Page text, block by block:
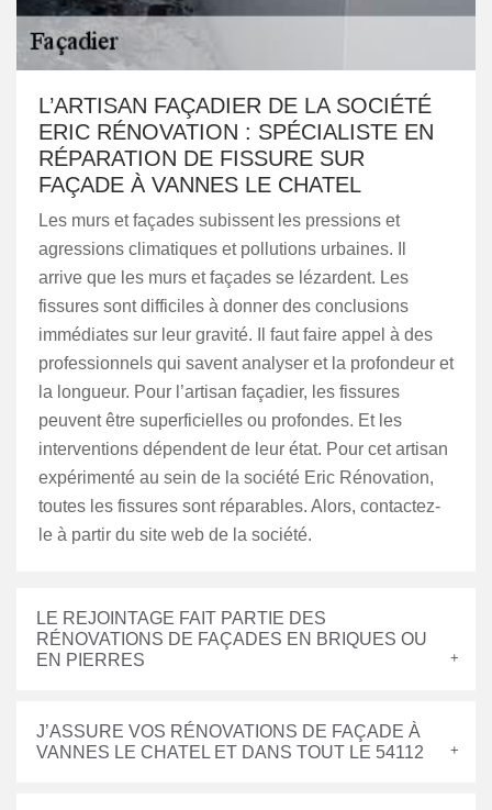
L’ARTISAN FAÇADIER DE LA SOCIÉTÉ
ERIC RÉNOVATION : SPÉCIALISTE EN
RÉPARATION DE FISSURE SUR
FAÇADE À VANNES LE CHATEL
Les murs et façades subissent les pressions et
agressions climatiques et pollutions urbaines. Il
arrive que les murs et façades se lézardent. Les
fissures sont difficiles à donner des conclusions
immédiates sur leur gravité. Il faut faire appel à des
professionnels qui savent analyser et la profondeur et
la longueur. Pour l’artisan façadier, les fissures
peuvent être superficielles ou profondes. Et les
interventions dépendent de leur état. Pour cet artisan
expérimenté au sein de la société Eric Rénovation,
toutes les fissures sont réparables. Alors, contactez-
le à partir du site web de la société.
LE REJOINTAGE FAIT PARTIE DES
RÉNOVATIONS DE FAÇADES EN BRIQUES OU
EN PIERRES
J’ASSURE VOS RÉNOVATIONS DE FAÇADE À
VANNES LE CHATEL ET DANS TOUT LE 54112